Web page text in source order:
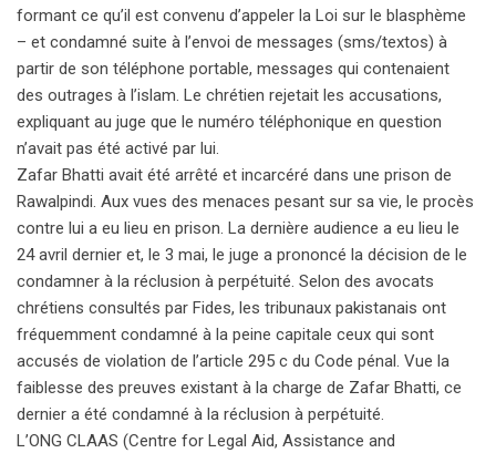
formant ce qu’il est convenu d’appeler la Loi sur le blasphème
– et condamné suite à l’envoi de messages (sms/textos) à
partir de son téléphone portable, messages qui contenaient
des outrages à l’islam. Le chrétien rejetait les accusations,
expliquant au juge que le numéro téléphonique en question
n’avait pas été activé par lui.
Zafar Bhatti avait été arrêté et incarcéré dans une prison de
Rawalpindi. Aux vues des menaces pesant sur sa vie, le procès
contre lui a eu lieu en prison. La dernière audience a eu lieu le
24 avril dernier et, le 3 mai, le juge a prononcé la décision de le
condamner à la réclusion à perpétuité. Selon des avocats
chrétiens consultés par Fides, les tribunaux pakistanais ont
fréquemment condamné à la peine capitale ceux qui sont
accusés de violation de l’article 295 c du Code pénal. Vue la
faiblesse des preuves existant à la charge de Zafar Bhatti, ce
dernier a été condamné à la réclusion à perpétuité.
L’ONG CLAAS (Centre for Legal Aid, Assistance and